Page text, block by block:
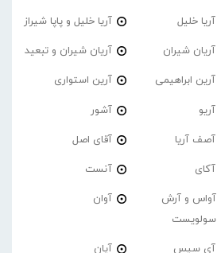
آریا خلیل آریا خلیل و پاپا شیراز
آریان شیران آریان شیران و تبعید
آرین ابراهیمی آرین استواری
آریو آشور
آصف آریا آقای اصل
آکای آنست
آواس و آرش
سولویست
آوان
آی سیس آیان